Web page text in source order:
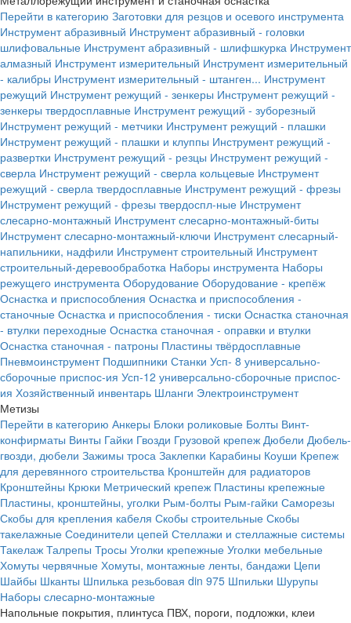
Перейти в категорию Заготовки для резцов и осевого инструмента
Инструмент абразивный Инструмент абразивный - головки
шлифовальные Инструмент абразивный - шлифшкурка Инструмент
алмазный Инструмент измерительный Инструмент измерительный
- калибры Инструмент измерительный - штанген... Инструмент
режущий Инструмент режущий - зенкеры Инструмент режущий -
зенкеры твердосплавные Инструмент режущий - зуборезный
Инструмент режущий - метчики Инструмент режущий - плашки
Инструмент режущий - плашки и клуппы Инструмент режущий -
развертки Инструмент режущий - резцы Инструмент режущий -
сверла Инструмент режущий - сверла кольцевые Инструмент
режущий - сверла твердосплавные Инструмент режущий - фрезы
Инструмент режущий - фрезы твердоспл-ные Инструмент
слесарно-монтажный Инструмент слесарно-монтажный-биты
Инструмент слесарно-монтажный-ключи Инструмент слесарный-
напильники, надфили Инструмент строительный Инструмент
строительный-деревообработка Наборы инструмента Наборы
режущего инструмента Оборудование Оборудование - крепёж
Оснастка и приспособления Оснастка и приспособления -
станочные Оснастка и приспособления - тиски Оснастка станочная
- втулки переходные Оснастка станочная - оправки и втулки
Оснастка станочная - патроны Пластины твёрдосплавные
Пневмоинструмент Подшипники Станки Усп- 8 универсально-
сборочные приспос-ия Усп-12 универсально-сборочные приспос-
ия Хозяйственный инвентарь Шланги Электроинструмент
Метизы
Перейти в категорию Анкеры Блоки роликовые Болты Винт-
конфирматы Винты Гайки Гвозди Грузовой крепеж Дюбели Дюбель-
гвозди, дюбели Зажимы троса Заклепки Карабины Коуши Крепеж
для деревянного строительства Кронштейн для радиаторов
Кронштейны Крюки Метрический крепеж Пластины крепежные
Пластины, кронштейны, уголки Рым-болты Рым-гайки Саморезы
Скобы для крепления кабеля Скобы строительные Скобы
такелажные Соединители цепей Стеллажи и стеллажные системы
Такелаж Талрепы Тросы Уголки крепежные Уголки мебельные
Хомуты червячные Хомуты, монтажные ленты, бандажи Цепи
Шайбы Шканты Шпилька резьбовая din 975 Шпильки Шурупы
Наборы слесарно-монтажные
Напольные покрытия, плинтуса ПВХ, пороги, подложки, клеи